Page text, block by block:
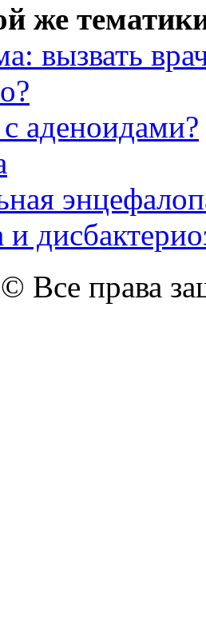
же
вызвать
аденоидами?
и
© Все права